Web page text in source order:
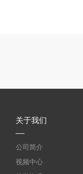
关于我们
公司简介
视频中心